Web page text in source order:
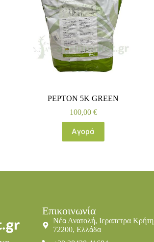
PEPTON 5K GREEN
100,00 €
Αγορά
Επικοινωνία
Νέα Ανατολή, Ιεραπετρα Κρήτη
72200, Ελλάδα